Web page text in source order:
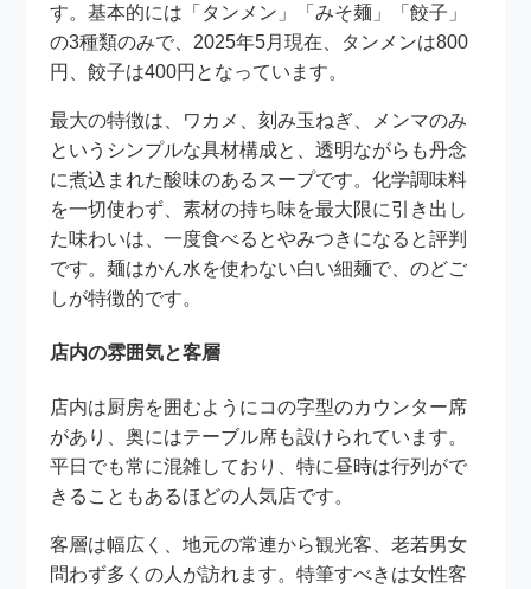
す。基本的には「タンメン」「みそ麺」「餃子」
の3種類のみで、2025年5月現在、タンメンは800
円、餃子は400円となっています。
最大の特徴は、ワカメ、刻み玉ねぎ、メンマのみ
というシンプルな具材構成と、透明ながらも丹念
に煮込まれた酸味のあるスープです。化学調味料
を一切使わず、素材の持ち味を最大限に引き出し
た味わいは、一度食べるとやみつきになると評判
です。麺はかん水を使わない白い細麺で、のどご
しが特徴的です。
店内の雰囲気と客層
店内は厨房を囲むようにコの字型のカウンター席
があり、奥にはテーブル席も設けられています。
平日でも常に混雑しており、特に昼時は行列がで
きることもあるほどの人気店です。
客層は幅広く、地元の常連から観光客、老若男女
問わず多くの人が訪れます。特筆すべきは女性客